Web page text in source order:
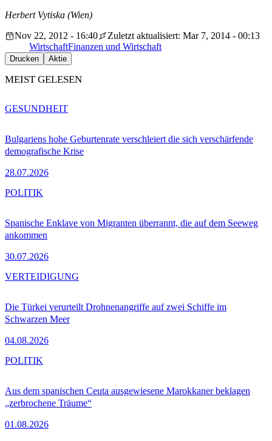
Herbert Vytiska (Wien)
Nov 22, 2012 - 16:40
Zuletzt aktualisiert: Mar 7, 2014 - 00:13
WirtschaftFinanzen und Wirtschaft
Drucken Aktie
MEIST GELESEN
Bulgariens hohe Geburtenrate verschleiert die sich verschärfende
demografische Krise
28.07.2026
GESUNDHEIT
Spanische Enklave von Migranten überrannt, die auf dem Seeweg
ankommen
30.07.2026
POLITIK
Die Türkei verurteilt Drohnenangriffe auf zwei Schiffe im
Schwarzen Meer
04.08.2026
VERTEIDIGUNG
Aus dem spanischen Ceuta ausgewiesene Marokkaner beklagen
„zerbrochene Träume“
01.08.2026
POLITIK